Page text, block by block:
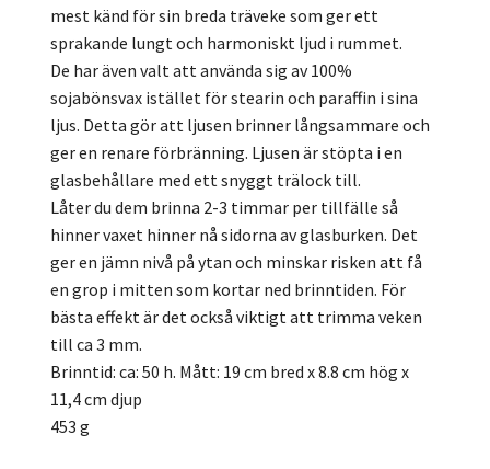
mest känd för sin breda träveke som ger ett
sprakande lungt och harmoniskt ljud i rummet.
De har även valt att använda sig av 100%
sojabönsvax istället för stearin och paraffin i sina
ljus. Detta gör att ljusen brinner långsammare och
ger en renare förbränning. Ljusen är stöpta i en
glasbehållare med ett snyggt trälock till.
Låter du dem brinna 2-3 timmar per tillfälle så
hinner vaxet hinner nå sidorna av glasburken. Det
ger en jämn nivå på ytan och minskar risken att få
en grop i mitten som kortar ned brinntiden. För
bästa effekt är det också viktigt att trimma veken
till ca 3 mm.
Brinntid: ca: 50 h. Mått: 19 cm bred x 8.8 cm hög x
11,4 cm djup
453 g